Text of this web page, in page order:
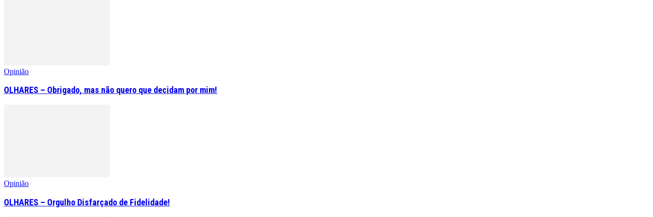
Opinião
OLHARES – Obrigado, mas não quero que decidam por mim!
Opinião
OLHARES – Orgulho Disfarçado de Fidelidade!